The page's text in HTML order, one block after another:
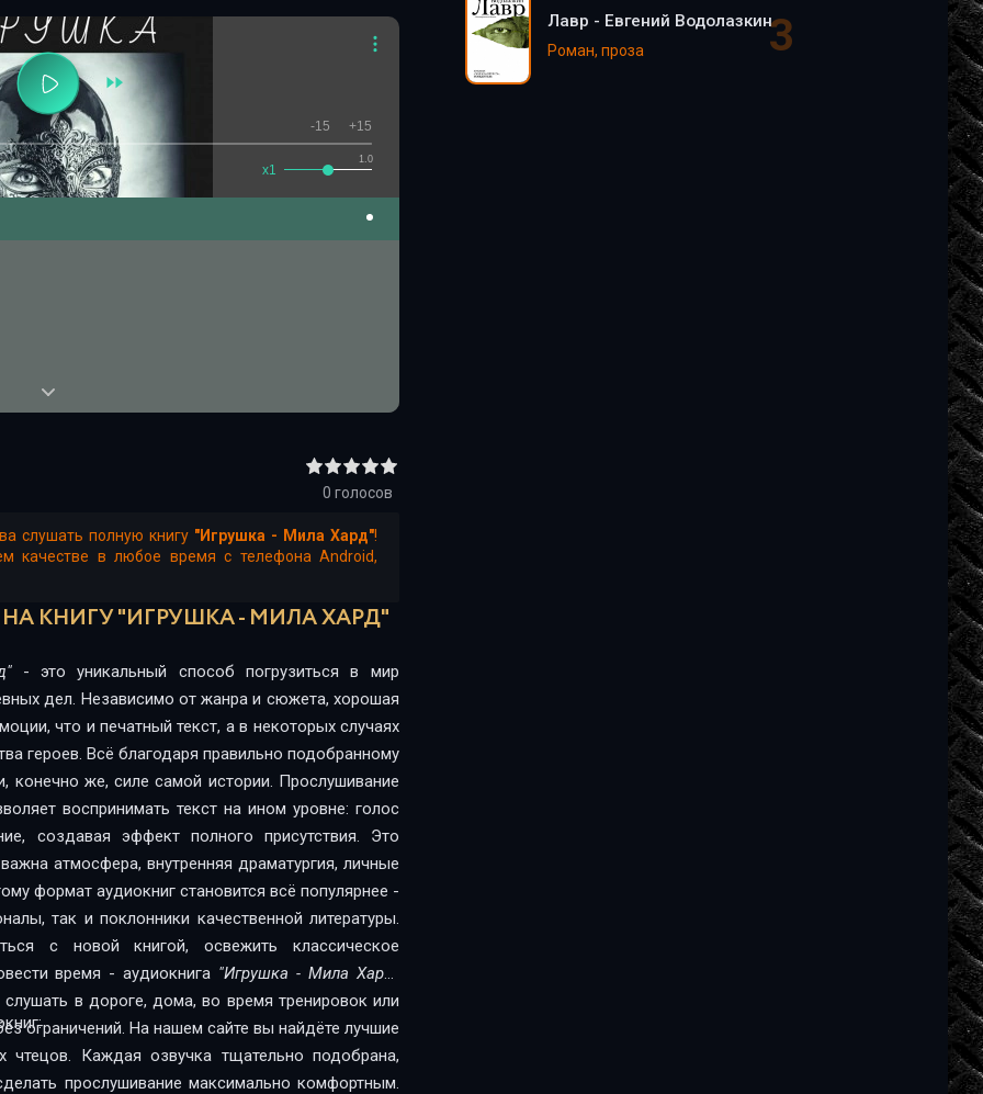
1.0
x1
-15 +15
0 голосов
слушать полную книгу "Игрушка - Мила Хард"!
качестве в любое время с телефона Android,
КНИГУ "ИГРУШКА - МИЛА ХАРД"
- это уникальный способ погрузиться в мир
дел. Независимо от жанра и сюжета, хорошая
что и печатный текст, а в некоторых случаях
героев. Всё благодаря правильно подобранному
конечно же, силе самой истории. Прослушивание
воспринимать текст на ином уровне: голос
создавая эффект полного присутствия. Это
атмосфера, внутренняя драматургия, личные
формат аудиокниг становится всё популярнее -
так и поклонники качественной литературы.
с новой книгой, освежить классическое
время - аудиокнига "Игрушка - Мила Хард"
в дороге, дома, во время тренировок или
ограничений. На нашем сайте вы найдёте лучшие
чтецов. Каждая озвучка тщательно подобрана,
прослушивание максимально комфортным.
Лавр - Евгений Водолазкин
Роман, проза